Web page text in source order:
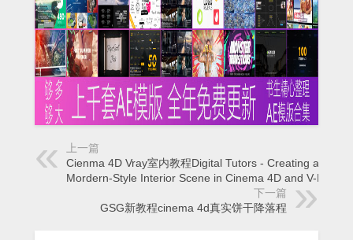
上一篇
Cienma 4D Vray室内教程Digital Tutors - Creating a
Mordern-Style Interior Scene in Cinema 4D and V-Ray
下一篇
GSG新教程cinema 4d真实饼干降落程